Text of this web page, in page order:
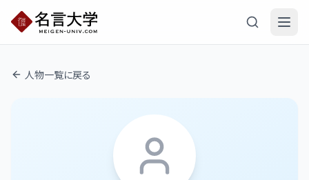
人物一覧に戻る